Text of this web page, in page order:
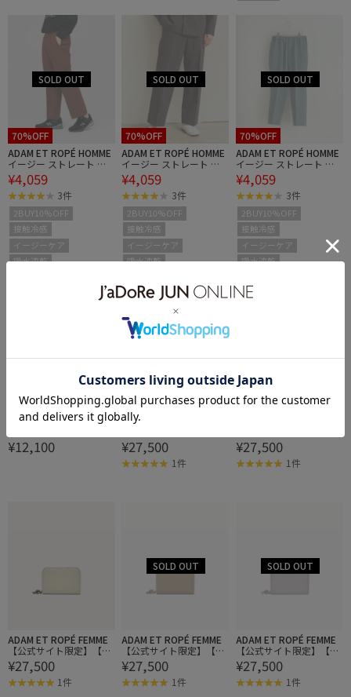
70%OFF
ADAM ET ROPÉ HOMME
イージー ストレート ア
ンクルパンツ / 速乾 /冷
感 / イージーケア / ユニ
セックス
¥4,059
3件
2BUY10%OFF
接触冷感
イージーケア
吸水速乾
70%OFF
ADAM ET ROPÉ HOMME
イージー ストレート ア
ンクルパンツ / 速乾 /冷
感 / イージーケア / ユニ
セックス
¥4,059
3件
2BUY10%OFF
接触冷感
イージーケア
吸水速乾
70%OFF
ADAM ET ROPÉ HOMME
イージー ストレート ア
ンクルパンツ / 速乾 /冷
感 / イージーケア / ユニ
セックス
¥4,059
3件
2BUY10%OFF
接触冷感
イージーケア
吸水速乾
ROPÉ
02 Peak Ring
¥12,100
ADAM ET ROPÉ FEMME
SIC】ROUND MINI MINI
¥27,500
1件
SIC】ROUND MINI MINI
¥27,500
1件
ADAM ET ROPÉ FEMME
【公式サイト限定】【VA
SIC】ROUND MINI MINI
¥27,500
1件
ADAM ET ROPÉ FEMME
【公式サイト限定】【VA
SIC】ROUND MINI MINI
¥27,500
1件
ADAM ET ROPÉ FEMME
【公式サイト限定】【VA
SIC】ROUND MINI MINI
¥27,500
1件